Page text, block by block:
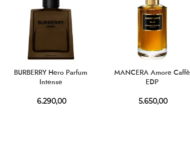
BURBERRY Hero Parfum
Intense
6.290,00
MANCERA Amore Caffè
EDP
5.650,00